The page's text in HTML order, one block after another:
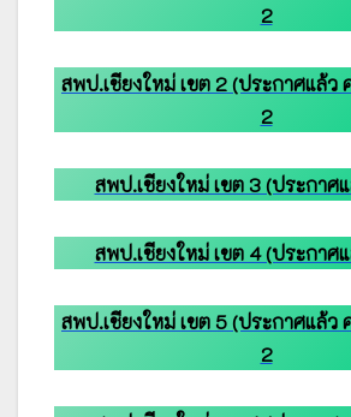
2
สพป.เชียงใหม่ เขต 2 (ประกาศแล้ว
2
สพป.เชียงใหม่ เขต 3 (ประกาศ
สพป.เชียงใหม่ เขต 4 (ประกาศ
สพป.เชียงใหม่ เขต 5 (ประกาศแล้ว
2